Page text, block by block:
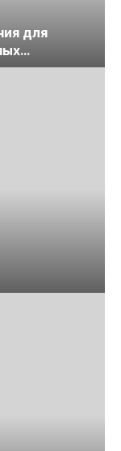
для
экспертизы